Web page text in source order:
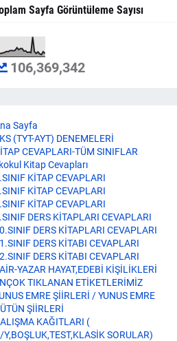
Sayfa Görüntüleme Sayısı
106,369,342
Sayfa
(TYT-AYT) DENEMELERİ
CEVAPLARI-TÜM SINIFLAR
Kitap Cevapları
KİTAP CEVAPLARI
KİTAP CEVAPLARI
KİTAP CEVAPLARI
DERS KİTAPLARI CEVAPLARI
DERS KİTAPLARI CEVAPLARI
DERS KİTABI CEVAPLARI
DERS KİTABI CEVAPLARI
YAZAR HAYAT,EDEBİ KİŞİLİKLERİ
TIKLANAN ETİKETLERİMİZ
EMRE ŞİİRLERİ / YUNUS EMRE
ŞİİRLERİ
KAĞITLARI (
Y,BOŞLUK,TEST,KLASİK SORULAR)